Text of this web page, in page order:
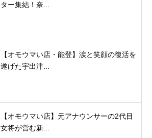
ター集結！奈...
【オモウマい店・能登】涙と笑顔の復活を
遂げた宇出津...
【オモウマい店】元アナウンサーの2代目
女将が営む新...